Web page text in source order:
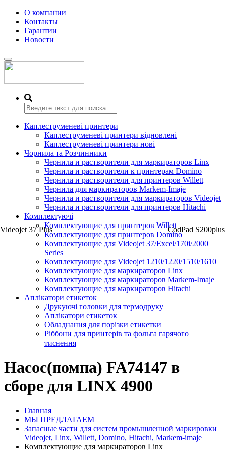
О компании
Контакты
Гарантии
Новости
Переключить
навигацию
Каплеструменеві принтери
Каплеструменеві принтери відновлені
Каплеструменеві принтери нові
Чорнила та Розчинники
Чернила и растворители для маркираторов Linx
Чернила и растворители к принтерам Domino
Чернила и растворители для принтеров Willett
Чернила для маркираторов Markem-Imaje
Чернила и растворители для маркираторов Videojet
Чернила и растворители для принтеров Hitachi
Комплектуючі
Комплектующие для принтеров Willett
Комплектующие для принтеров Domino
Комплектующие для Videojet 37/Excel/170i/2000
Series
Комплектующие для Videojet 1210/1220/1510/1610
Комплектующие для маркираторов Linx
Комплектующие для маркираторов Markem-Imaje
Комплектующие для маркираторов Hitachi
Аплікатори етикеток
Друкуючі головки для термодруку
Аплікатори етикеток
Обладнання для порізки етикетки
Ріббони для принтерів та фольга гарячого
тиснення
Насос(помпа) FA74147 в
сборе для LINX 4900
Главная
МЫ ПРЕДЛАГАЕМ
Запасные части для систем промышленной маркировки
Videojet, Linx, Willett, Domino, Hitachi, Markem-imaje
Комплектующие для маркираторов Linx
Videojet 37 Plus CodPad S200plus